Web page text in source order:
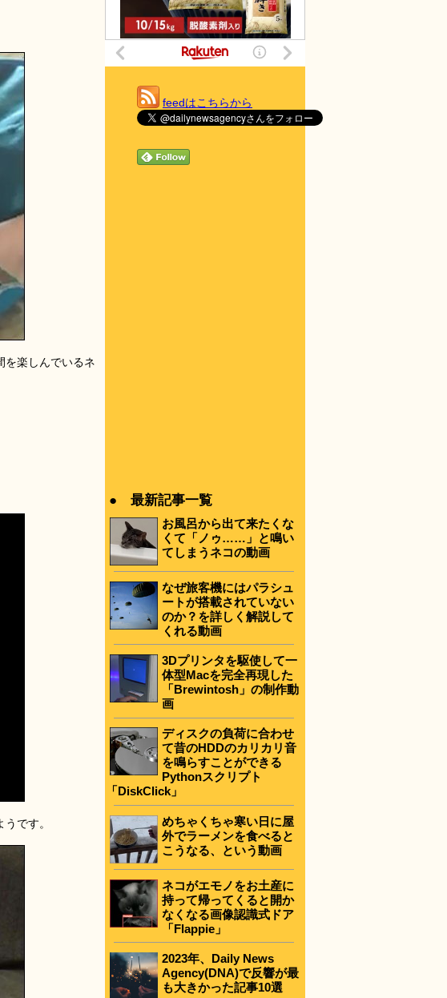
を楽しんでいるネ
です。
feedはこちらから
● 最新記事一覧
お風呂から出て来たくな
くて「ノゥ……」と鳴い
てしまうネコの動画
なぜ旅客機にはパラシュ
ートが搭載されていない
のか？を詳しく解説して
くれる動画
3Dプリンタを駆使して一
体型Macを完全再現した
「Brewintosh」の制作動
画
ディスクの負荷に合わせ
て昔のHDDのカリカリ音
を鳴らすことができる
Pythonスクリプト
「DiskClick」
めちゃくちゃ寒い日に屋
外でラーメンを食べると
こうなる、という動画
ネコがエモノをお土産に
持って帰ってくると開か
なくなる画像認識式ドア
「Flappie」
2023年、Daily News
Agency(DNA)で反響が最
も大きかった記事10選